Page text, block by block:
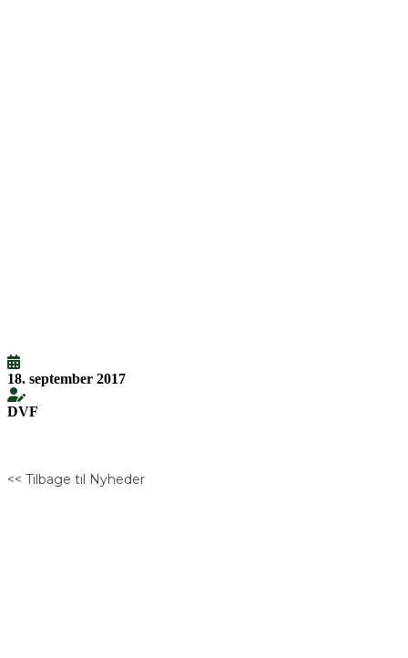
18. september 2017
DVF
<< Tilbage til Nyheder